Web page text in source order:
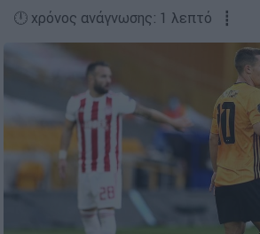
🕛 χρόνος ανάγνωσης: 1 λεπτό ┋